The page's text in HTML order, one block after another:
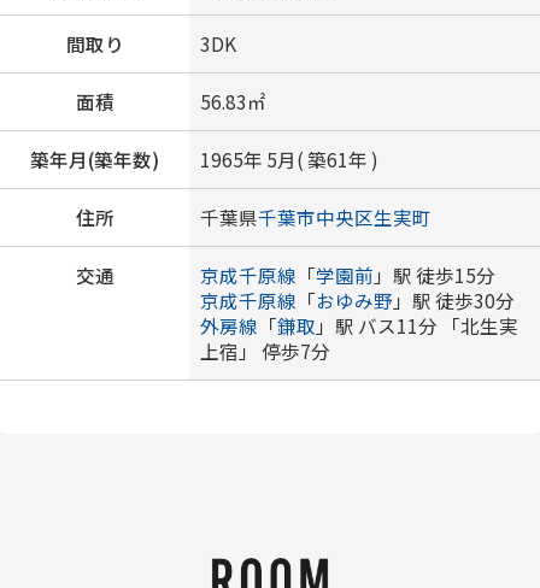
間取り 3DK
面積 56.83㎡
築年月(築年数) 1965年 5月( 築61年 )
住所 千葉県千葉市中央区生実町
交通 京成千原線 「学園前 」駅 徒歩15分
京成千原線 「おゆみ野 」駅 徒歩30分
外房線 「鎌取 」駅 バス11分 「北生実
上宿」 停歩7分